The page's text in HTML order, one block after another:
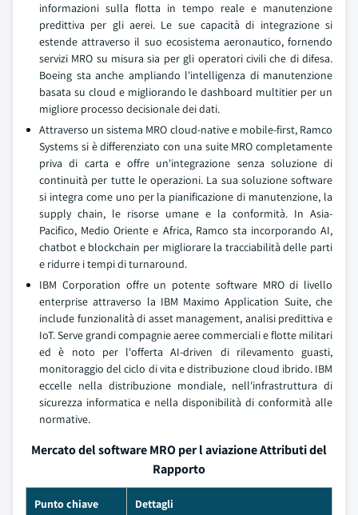
informazioni sulla flotta in tempo reale e manutenzione
predittiva per gli aerei. Le sue capacità di integrazione si
estende attraverso il suo ecosistema aeronautico, fornendo
servizi MRO su misura sia per gli operatori civili che di difesa.
Boeing sta anche ampliando l'intelligenza di manutenzione
basata su cloud e migliorando le dashboard multitier per un
migliore processo decisionale dei dati.
Attraverso un sistema MRO cloud-native e mobile-first, Ramco
Systems si è differenziato con una suite MRO completamente
priva di carta e offre un'integrazione senza soluzione di
continuità per tutte le operazioni. La sua soluzione software
si integra come uno per la pianificazione di manutenzione, la
supply chain, le risorse umane e la conformità. In Asia-
Pacifico, Medio Oriente e Africa, Ramco sta incorporando AI,
chatbot e blockchain per migliorare la tracciabilità delle parti
e ridurre i tempi di turnaround.
IBM Corporation offre un potente software MRO di livello
enterprise attraverso la IBM Maximo Application Suite, che
include funzionalità di asset management, analisi predittiva e
IoT. Serve grandi compagnie aeree commerciali e flotte militari
ed è noto per l'offerta AI-driven di rilevamento guasti,
monitoraggio del ciclo di vita e distribuzione cloud ibrido. IBM
eccelle nella distribuzione mondiale, nell'infrastruttura di
sicurezza informatica e nella disponibilità di conformità alle
normative.
Mercato del software MRO per l aviazione Attributi del
Rapporto
Punto chiave Dettagli